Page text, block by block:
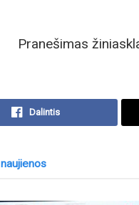
Pranešimas
Dalintis
naujienos